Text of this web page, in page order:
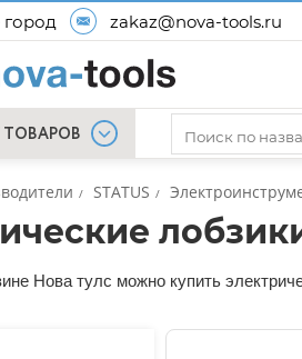
zakaz@nova-tools.ru
ТОВАРОВ
/ STATUS /
Нова тулс можно купить